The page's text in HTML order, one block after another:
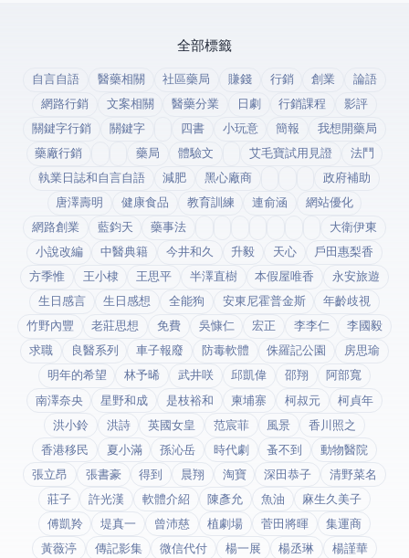
全部標籤
自言自語 醫藥相關 社區藥局 賺錢 行銷 創業
論語
網路行銷
文案相關 醫藥分業 日劇 行銷課程
影評
關鍵字行銷
關鍵字 四書 小玩意 簡報
我想開藥局
藥廠行銷
藥局 體驗文 艾毛寶試用見證
法鬥
執業日誌和自言自語
減肥 黑心廠商
政府補助
唐澤壽明
健康食品 教育訓練 連俞涵
網站優化
網路創業
藍鈞天 藥事法
大衛伊東
小說改編
中醫典籍 今井和久 升毅 天心
戶田惠梨香
方季惟
王小棣 王思平 半澤直樹 本假屋唯香
永安旅遊
生日感言
生日感想 全能狗 安東尼霍普金斯
年齡歧視
竹野內豐
老莊思想 免費 吳慷仁 宏正 李李仁
李國毅
求職
良醫系列 車子報廢 防毒軟體 侏羅記公園
房思瑜
明年的希望
林予晞 武井咲 邱凱偉 邵翔
阿部寬
南澤奈央
星野和成 是枝裕和 柬埔寨 柯叔元
柯貞年
洪小鈴
洪詩 英國女皇 范宸菲 風景
香川照之
香港移民
夏小滿 孫沁岳 時代劇 蚤不到
動物醫院
張立昂
張書豪 得到app 晨翔 淘寶 深田恭子
清野菜名
莊子
許光漢 軟體介紹 陳彥允 魚油
麻生久美子
傅凱羚
堤真一 曾沛慈 植劇場 菅田將暉
集運商
黃薇渟
傳記影集 微信代付 楊一展 楊丞琳 楊謹華